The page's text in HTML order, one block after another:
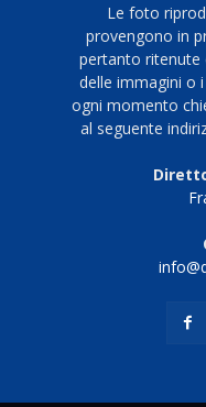
Le foto
provengono in
pertanto ritenute
delle immagini o
ogni momento
al seguente